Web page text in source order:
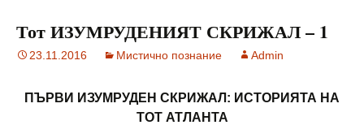
Тот ИЗУМРУДЕНИЯТ СКРИЖАЛ – 1
23.11.2016 Мистично познание Admin
ПЪРВИ ИЗУМРУДЕН СКРИЖАЛ: ИСТОРИЯТА НА
ТОТ АТЛАНТА